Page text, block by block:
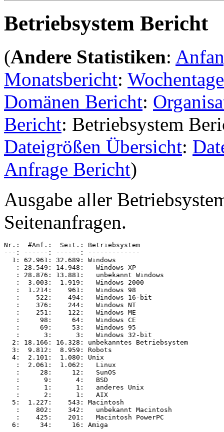
Betriebsystem Bericht
(Andere Statistiken:
Monatsbericht:
Domänen Bericht:
Bericht: Betriebsystem
Dateigrößen Übersicht:
Anfrage Bericht)
Ausgabe aller
Seitenanfragen.
Nr.:  #Anf.:  Seit.: Betriebsystem
---: ------: ------: -------------
  1: 62.961: 32.689: Windows
   : 28.549: 14.948:   Windows XP
   : 28.876: 13.881:   unbekannt Windows
   :  3.003:  1.919:   Windows 2000
   :  1.214:    961:   Windows 98
   :    522:    494:   Windows 16-bit
   :    376:    244:   Windows NT
   :    251:    122:   Windows ME
   :     98:     64:   Windows CE
   :     69:     53:   Windows 95
   :      3:      3:   Windows 32-bit
  2: 18.166: 16.328: unbekanntes Betriebsystem
  3:  9.812:  8.959: Robots
  4:  2.101:  1.080: Unix
   :  2.061:  1.062:   Linux
   :     28:     12:   SunOS
   :      9:      4:   BSD
   :      1:      1:   anderes Unix
   :      2:      1:   AIX
  5:  1.227:    543: Macintosh
   :    802:    342:   unbekannt Macintosh
   :    425:    201:   Macintosh PowerPC